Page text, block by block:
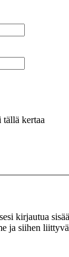
kertaa
kirjautua
ja siihen